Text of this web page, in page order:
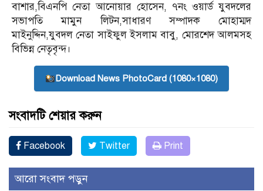
বাশার,বিএনপি নেতা আনোয়ার হোসেন, ৭নং ওয়ার্ড যুবদলের
সভাপতি মামুন লিটন,সাধারণ সম্পাদক মোহাম্মদ
মাইনুদ্দিন,যুবদল নেতা সাইফুল ইসলাম বাবু, মোরশেদ আলমসহ
বিভিন্ন নেতৃবৃন্দ।
Download News PhotoCard (1080×1080)
সংবাদটি শেয়ার করুন
Facebook Twitter Print
আরো সংবাদ পড়ুন